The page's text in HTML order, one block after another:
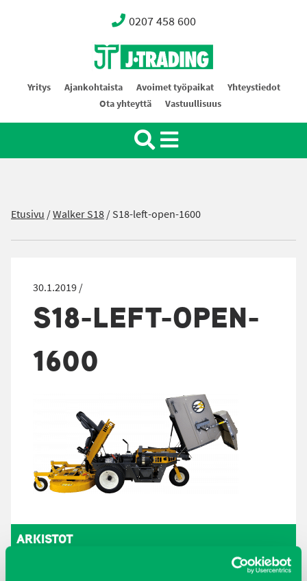
0207 458 600
Oy J-Trading Ab
Yritys Ajankohtaista Avoimet työpaikat
Yhteystiedot
Ota yhteyttä
Vastuullisuus
Etusivu /Walker S18/S18-left-open-1600
30.1.2019 /
S18-LEFT-OPEN-
1600
ARKISTOT